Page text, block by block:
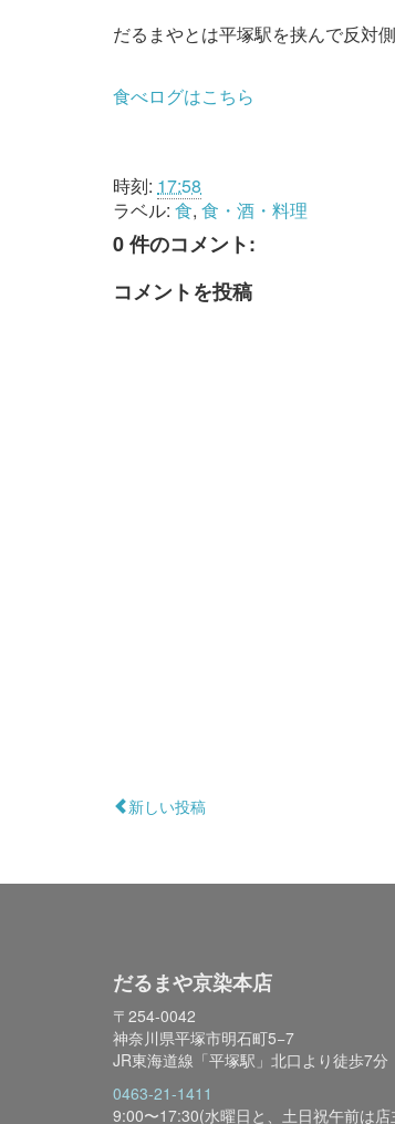
だるまやとは平塚駅を挟んで反対
食べログはこちら
時刻: 17:58
ラベル: 食, 食・酒・料理
0 件のコメント:
コメントを投稿
新しい投稿
だるまや京染本店
〒254-0042
神奈川県平塚市明石町5−7
JR東海道線「平塚駅」北口より徒歩7分
0463-21-1411
9:00〜17:30(水曜日と、土日祝午前は店